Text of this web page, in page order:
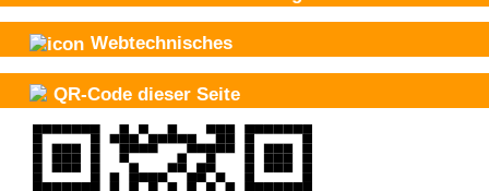
Webtechnisches
QR-Code dieser Seite